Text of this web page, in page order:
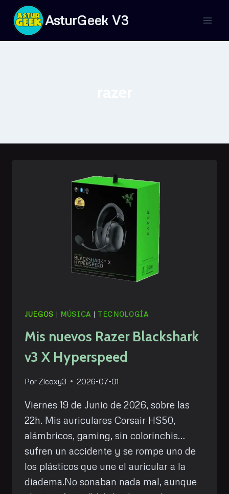
Saltar
contenido
AsturGeek V3
JUEGOS | MÚSICA | TECNOLOGÍA
Mis nuevos Razer Blackshark
v3 X Hyperspeed
Por Zicoxy3 2026-07-01
Viernes 19 de Junio de 2026, sobre las
22h. Mis auriculares Corsair HS50,
alámbricos, gaming, sin colorinchis…
sufren un accidente y se rompe uno de
los plásticos que une el auricular a la
diadema.No sonaban nada mal, aunque